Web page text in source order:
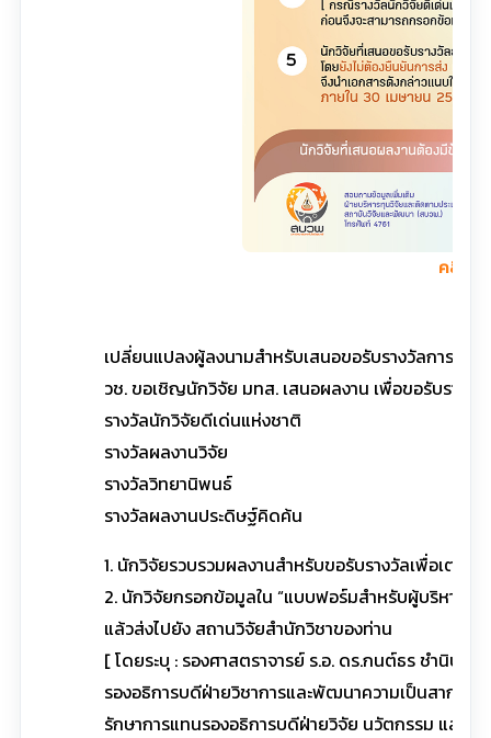
คลิกที่
เปลี่ยนแปลงผู้ลงนามสำหรับเสนอขอรับรางวัลการวิจัย
วช. ขอเชิญนักวิจัย มทส. เสนอผลงาน เพื่อขอรับรางวั
รางวัลนักวิจัยดีเด่นแห่งชาติ
รางวัลผลงานวิจัย
รางวัลวิทยานิพนธ์
รางวัลผลงานประดิษฐ์คิดค้น
1. นักวิจัยรวบรวมผลงานสำหรับขอรับรางวัลเพื่อเตรียม
2. นักวิจัยกรอกข้อมูลใน “แบบฟอร์มสำหรับผู้บริหารลง
แล้วส่งไปยัง สถานวิจัยสำนักวิชาของท่าน
[ โดยระบุ : รองศาสตราจารย์ ร.อ. ดร.กนต์ธร ชำนิประ
รองอธิการบดีฝ่ายวิชาการและพัฒนาความเป็นสากล
รักษาการแทนรองอธิการบดีฝ่ายวิจัย นวัตกรรม และ